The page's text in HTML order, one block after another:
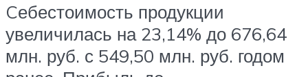
Cебестоимость продукции
увеличилась на 23,14% до 676,64
млн. руб. с 549,50 млн. руб. годом